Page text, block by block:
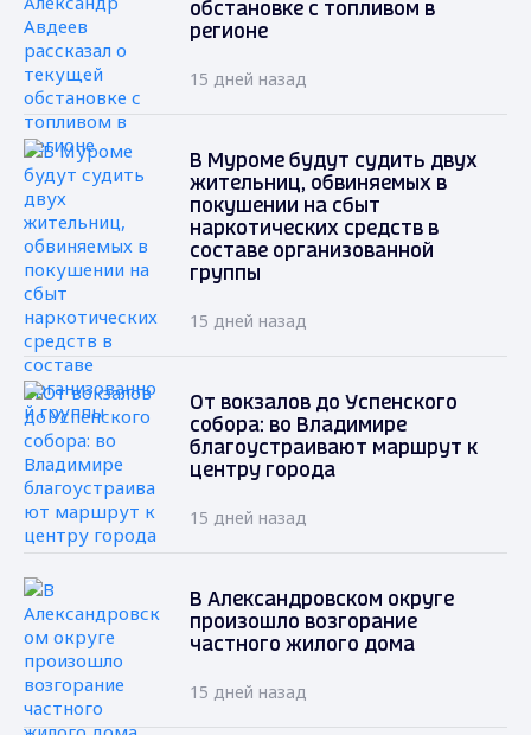
обстановке с топливом в
регионе
15 дней назад
В Муроме будут судить двух
жительниц, обвиняемых в
покушении на сбыт
наркотических средств в
составе организованной
группы
15 дней назад
От вокзалов до Успенского
собора: во Владимире
благоустраивают маршрут к
центру города
15 дней назад
В Александровском округе
произошло возгорание
частного жилого дома
15 дней назад